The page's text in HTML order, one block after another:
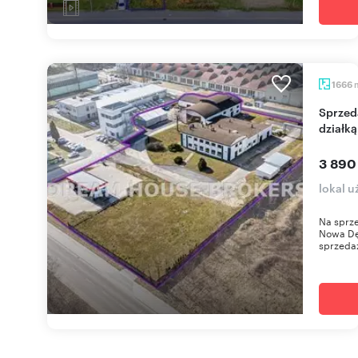
1666
Sprzedam kompleks produkcyjno-biurowy z
3
lokal
Na
Nowa